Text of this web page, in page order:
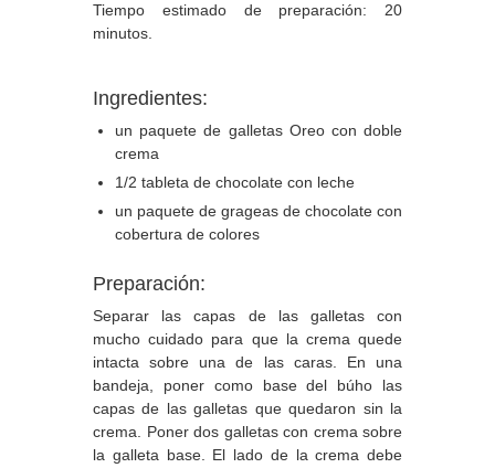
Tiempo estimado de preparación: 20
minutos.
Ingredientes:
un paquete de galletas Oreo con doble
crema
1/2 tableta de chocolate con leche
un paquete de grageas de chocolate con
cobertura de colores
Preparación:
Separar las capas de las galletas con
mucho cuidado para que la crema quede
intacta sobre una de las caras. En una
bandeja, poner como base del búho las
capas de las galletas que quedaron sin la
crema. Poner dos galletas con crema sobre
la galleta base. El lado de la crema debe